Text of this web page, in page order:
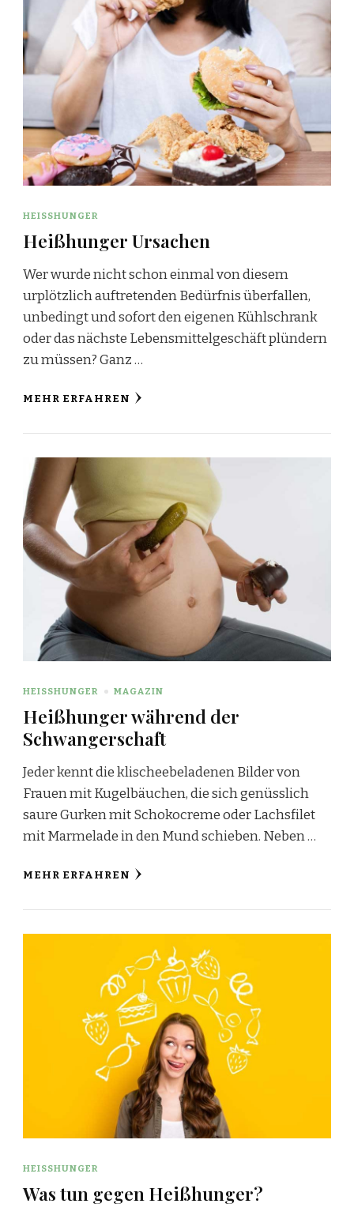
HEISSHUNGER
Heißhunger Ursachen
Wer wurde nicht schon einmal von diesem
urplötzlich auftretenden Bedürfnis überfallen,
unbedingt und sofort den eigenen Kühlschrank
oder das nächste Lebensmittelgeschäft plündern
zu müssen? Ganz …
MEHR ERFAHREN
HEISSHUNGER MAGAZIN
Heißhunger während der
Schwangerschaft
Jeder kennt die klischeebeladenen Bilder von
Frauen mit Kugelbäuchen, die sich genüsslich
saure Gurken mit Schokocreme oder Lachsfilet
mit Marmelade in den Mund schieben. Neben …
MEHR ERFAHREN
HEISSHUNGER
Was tun gegen Heißhunger?